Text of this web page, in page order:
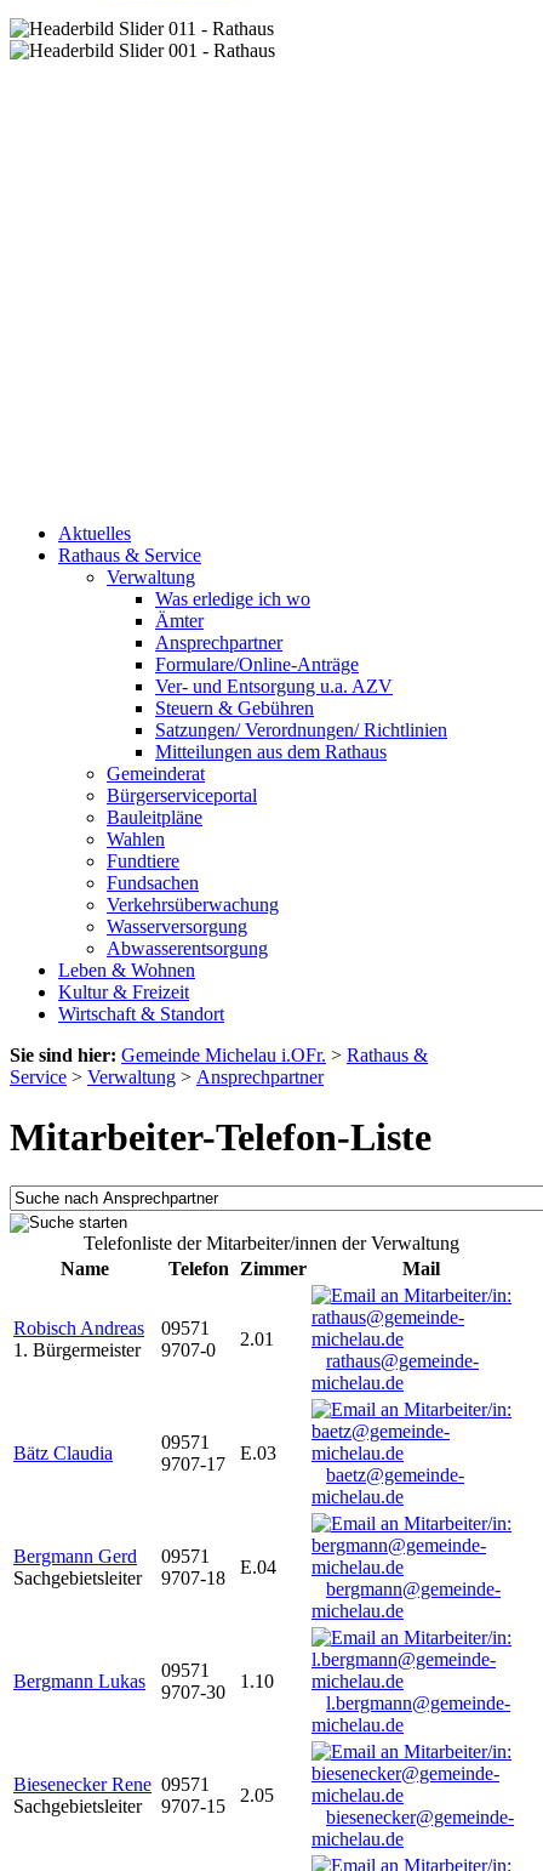
Aktuelles
Rathaus & Service
Verwaltung
Was erledige ich wo
Ämter
Ansprechpartner
Formulare/Online-Anträge
Ver- und Entsorgung u.a. AZV
Steuern & Gebühren
Satzungen/ Verordnungen/ Richtlinien
Mitteilungen aus dem Rathaus
Gemeinderat
Bürgerserviceportal
Bauleitpläne
Wahlen
Fundtiere
Fundsachen
Verkehrsüberwachung
Wasserversorgung
Abwasserentsorgung
Leben & Wohnen
Kultur & Freizeit
Wirtschaft & Standort
Sie sind hier: Gemeinde Michelau i.OFr. > Rathaus &
Service > Verwaltung > Ansprechpartner
Mitarbeiter-Telefon-Liste
Telefonliste der Mitarbeiter/innen der Verwaltung
Name
Telefon Zimmer Mail
Robisch Andreas
1. Bürgermeister
09571
9707-0
2.01
rathaus@gemeinde-
michelau.de
Bätz Claudia
09571
9707-17
E.03
baetz@gemeinde-
michelau.de
Bergmann Gerd
Sachgebietsleiter
09571
9707-18
E.04
bergmann@gemeinde-
michelau.de
Bergmann Lukas
09571
9707-30
1.10
l.bergmann@gemeinde-
michelau.de
Biesenecker Rene
Sachgebietsleiter
09571
9707-15
2.05
biesenecker@gemeinde-
michelau.de